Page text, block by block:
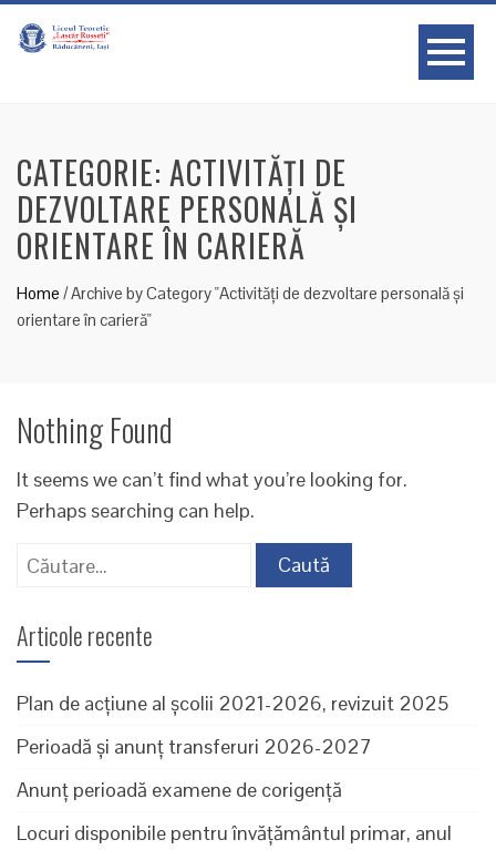
CATEGORIE: ACTIVITĂȚI DE
DEZVOLTARE PERSONALĂ ȘI
ORIENTARE ÎN CARIERĂ
Home /Archive by Category "Activități de dezvoltare personală și
orientare în carieră"
Nothing Found
It seems we can’t find what you’re looking for.
Perhaps searching can help.
Caută
Articole recente
Plan de acțiune al școlii 2021-2026, revizuit 2025
Perioadă și anunț transferuri 2026-2027
Anunț perioadă examene de corigență
Locuri disponibile pentru învăţământul primar, anul